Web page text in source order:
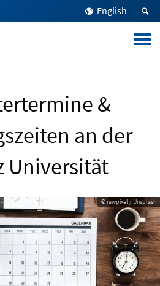
English
&
an der
Universität
© rawpixel / Unsplash